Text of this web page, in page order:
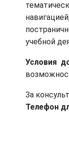
учебной
Условия
За
Телефон